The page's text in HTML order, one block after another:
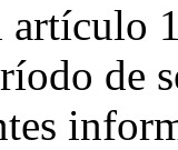
artículo
de